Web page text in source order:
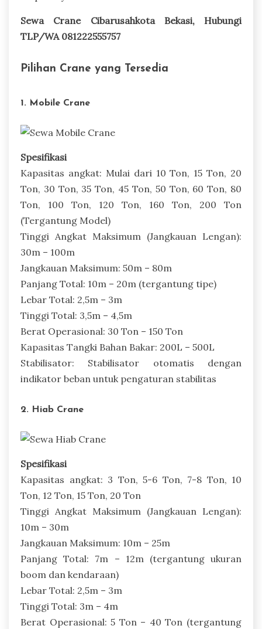
Sewa Crane Cibarusahkota Bekasi, Hubungi
TLP/WA 081222555757
Pilihan Crane yang Tersedia
1. Mobile Crane
Spesifikasi
Kapasitas angkat: Mulai dari 10 Ton, 15 Ton, 20
Ton, 30 Ton, 35 Ton, 45 Ton, 50 Ton, 60 Ton, 80
Ton, 100 Ton, 120 Ton, 160 Ton, 200 Ton
(Tergantung Model)
Tinggi Angkat Maksimum (Jangkauan Lengan):
30m – 100m
Jangkauan Maksimum: 50m – 80m
Panjang Total: 10m – 20m (tergantung tipe)
Lebar Total: 2,5m – 3m
Tinggi Total: 3,5m – 4,5m
Berat Operasional: 30 Ton – 150 Ton
Kapasitas Tangki Bahan Bakar: 200L – 500L
Stabilisator: Stabilisator otomatis dengan
indikator beban untuk pengaturan stabilitas
2. Hiab Crane
Spesifikasi
Kapasitas angkat: 3 Ton, 5-6 Ton, 7-8 Ton, 10
Ton, 12 Ton, 15 Ton, 20 Ton
Tinggi Angkat Maksimum (Jangkauan Lengan):
10m – 30m
Jangkauan Maksimum: 10m – 25m
Panjang Total: 7m – 12m (tergantung ukuran
boom dan kendaraan)
Lebar Total: 2,5m – 3m
Tinggi Total: 3m – 4m
Berat Operasional: 5 Ton – 40 Ton (tergantung